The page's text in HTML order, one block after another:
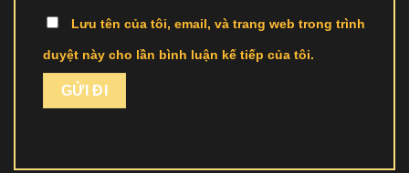
Lưu tên của tôi, email, và trang web trong trình
duyệt này cho lần bình luận kế tiếp của tôi.